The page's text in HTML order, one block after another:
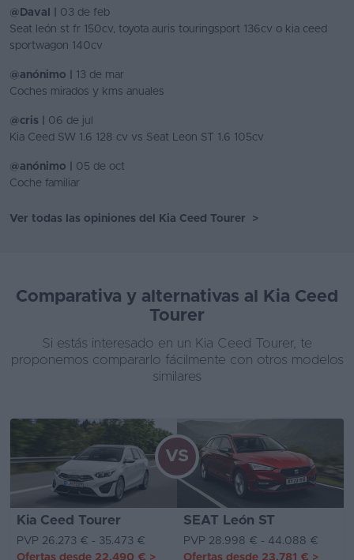
@Daval |
03 de feb
Seat león st fr 150cv, toyota auris touringsport 136cv o kia ceed
sportwagon 140cv
@anónimo |
13 de mar
Coches mirados y kms anuales
@cris |
06 de jul
Kia Ceed SW 1.6 128 cv vs Seat Leon ST 1.6 105cv
@anónimo |
05 de oct
Coche familiar
Ver todas las opiniones del Kia Ceed Tourer >
Comparativa y alternativas al Kia Ceed
Tourer
Si estás interesado en un Kia Ceed Tourer, te
proponemos compararlo fácilmente con otros modelos
similares
Kia Ceed Tourer SEAT León ST
VS
PVP 26.273 € - 35.473 €
PVP 28.998 € - 44.088 €
Ofertas desde 22.490 € > Ofertas desde 23.781 € >